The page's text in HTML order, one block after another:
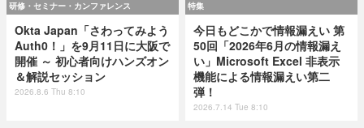
研修・セミナー・カンファレンス
Okta Japan「さわってみよう
Auth0！」を9月11日に大阪で
開催 ～ 初心者向けハンズオン
＆解説セッション
2026.8.6 Thu 8:10
特集
今日もどこかで情報漏えい 第
50回「2026年6月の情報漏え
い」Microsoft Excel 非表示
機能による情報漏えい第二
弾！
2026.7.14 Tue 8:10